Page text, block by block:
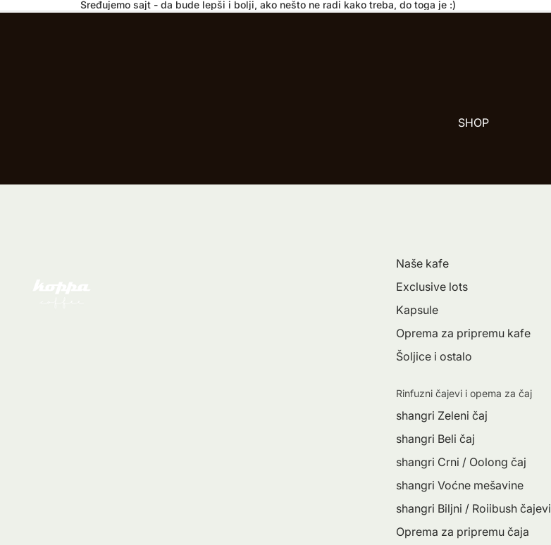
Sređujemo sajt - da bude lepši i bolji, ako nešto ne radi kako treba, do toga je :)
SHOP
Naše kafe
Exclusive lots
Kapsule
Oprema za pripremu kafe
Šoljice i ostalo
Rinfuzni čajevi i opema za čaj
shangri Zeleni čaj
shangri Beli čaj
shangri Crni / Oolong čaj
shangri Voćne mešavine
shangri Biljni / Roiibush čajevi
Oprema za pripremu čaja